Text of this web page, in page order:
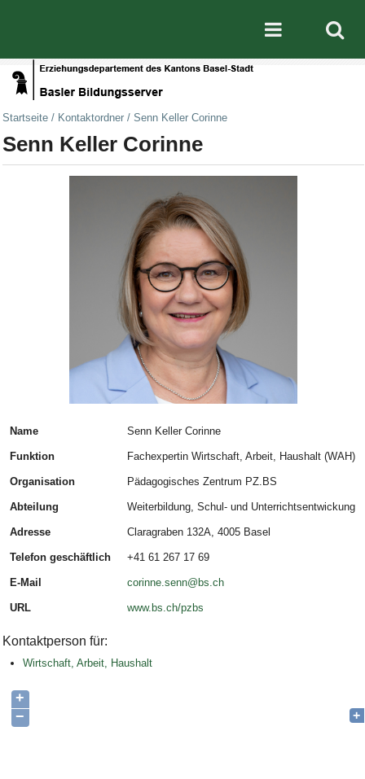
Mobile
Startseite / Kontaktordner / Senn Keller Corinne
Senn Keller Corinne
Name Senn Keller Corinne
Funktion Fachexpertin Wirtschaft, Arbeit, Haushalt (WAH)
Organisation Pädagogisches Zentrum PZ.BS
Abteilung Weiterbildung, Schul- und Unterrichtsentwickung
Adresse Claragraben 132A, 4005 Basel
Telefon geschäftlich +41 61 267 17 69
E-Mail corinne.senn@bs.ch
URL www.bs.ch/pzbs
Kontaktperson für:
Wirtschaft, Arbeit, Haushalt
+
−